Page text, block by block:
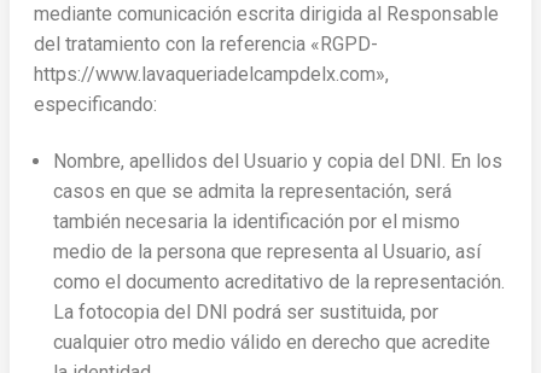
mediante comunicación escrita dirigida al Responsable
del tratamiento con la referencia «RGPD-
https://www.lavaqueriadelcampdelx.com»,
especificando:
Nombre, apellidos del Usuario y copia del DNI. En los
casos en que se admita la representación, será
también necesaria la identificación por el mismo
medio de la persona que representa al Usuario, así
como el documento acreditativo de la representación.
La fotocopia del DNI podrá ser sustituida, por
cualquier otro medio válido en derecho que acredite